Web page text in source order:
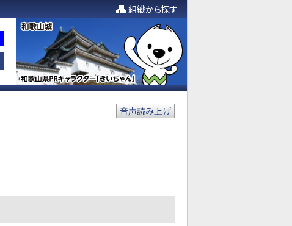
組織から探す
音声読み上げ